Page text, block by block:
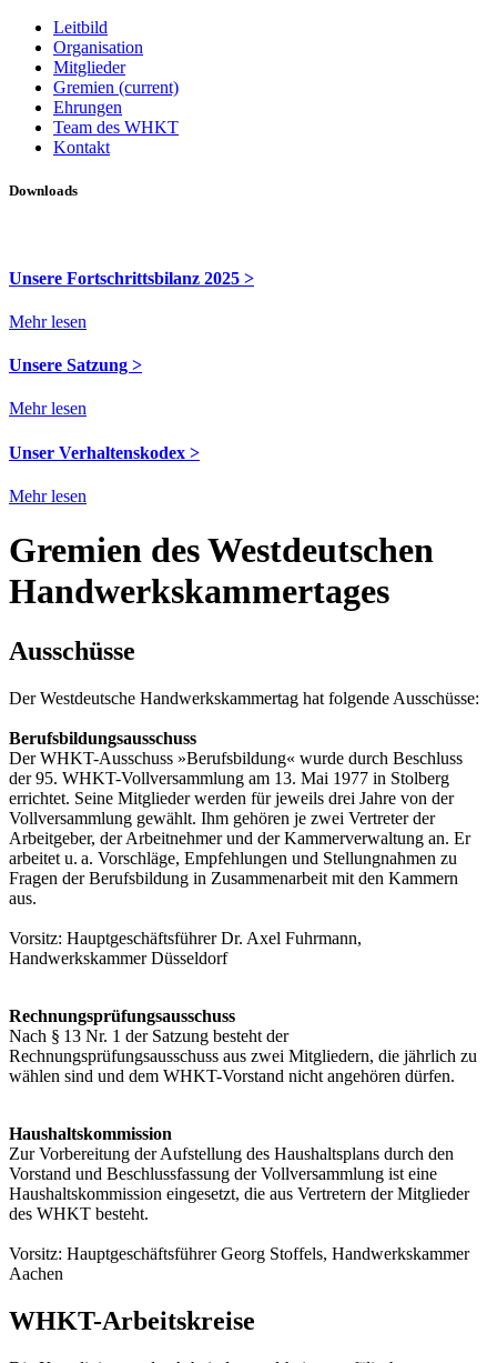
Leitbild
Organisation
Mitglieder
Gremien (current)
Ehrungen
Team des WHKT
Kontakt
Downloads
Unsere Fortschrittsbilanz 2025 >
Mehr lesen
Unsere Satzung >
Mehr lesen
Unser Verhaltenskodex >
Mehr lesen
Gremien des Westdeutschen
Handwerkskammertages
Ausschüsse
Der Westdeutsche Handwerkskammertag hat folgende Ausschüsse:
Berufsbildungsausschuss
Der WHKT-Ausschuss »Berufsbildung« wurde durch Beschluss
der 95. WHKT-Vollversammlung am 13. Mai 1977 in Stolberg
errichtet. Seine Mitglieder werden für jeweils drei Jahre von der
Vollversammlung gewählt. Ihm ge­hören je zwei Vertreter der
Arbeitgeber, der Arbeitnehmer und der Kammerverwaltung an. Er
arbeitet u. a. Vorschläge, Empfehlungen und Stellungnahmen zu
Fragen der Berufsbildung in Zusammenarbeit mit den Kammern
aus.
Vorsitz: Hauptgeschäftsführer Dr. Axel Fuhrmann,
Handwerkskammer Düsseldorf
Rechnungsprüfungsausschuss
Nach § 13 Nr. 1 der Satzung besteht der
Rechnungsprüfungsausschuss aus zwei Mitgliedern, die jährlich zu
wählen sind und dem WHKT-Vorstand nicht angehören dürfen.
Haushaltskommission
Zur Vorbereitung der Aufstellung des Haushaltsplans durch den
Vorstand und Beschlussfassung der Vollversammlung ist eine
Haushaltskommission eingesetzt, die aus Vertretern der Mitglieder
des WHKT besteht.
Vorsitz: Hauptgeschäftsführer Georg Stoffels, Handwerkskammer
Aachen
WHKT-Arbeitskreise